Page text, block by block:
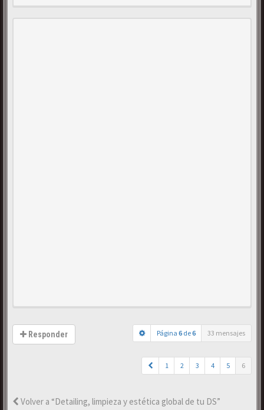
Responder Página 6 de6 33 mensajes
1 2 3 4 5 6
Volver a “Detailing, limpieza y estética global de tu DS”